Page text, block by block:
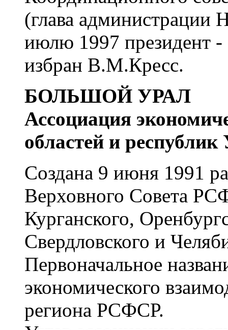
(глава администрации
июлю 1997 президент
избран В.М.Кресс.
БОЛЬШОЙ УРАЛ
Ассоциация
областей и
Создана 9 июня 1991
Верховного Совета
Курганского,
Свердловского и
Первоначальное
экономического
региона РСФСР.